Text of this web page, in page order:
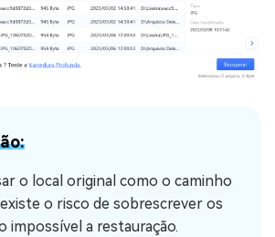
o local original como o caminho
o risco de sobrescrever os
impossível a restauração.